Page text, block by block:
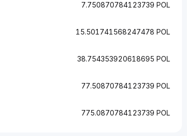
7.750870784123739 POL
15.501741568247478 POL
38.754353920618695 POL
77.50870784123739 POL
775.0870784123739 POL